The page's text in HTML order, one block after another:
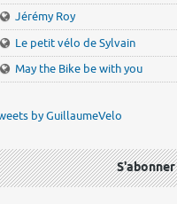
Jérémy Roy
Le petit vélo de Sylvain
May the Bike be with you
by GuillaumeVelo
S'abonner